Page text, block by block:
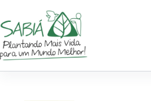
o
conteúdo